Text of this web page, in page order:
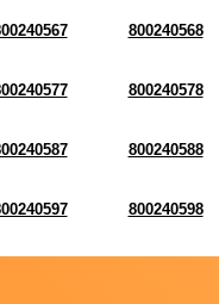
800240568
800240578
800240588
800240598